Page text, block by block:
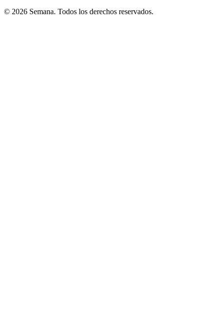
© 2026 Semana. Todos los derechos reservados.